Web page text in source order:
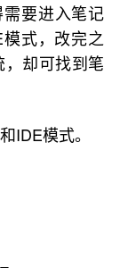
要进入笔记
式，改完之
却可找到笔
IDE模式。